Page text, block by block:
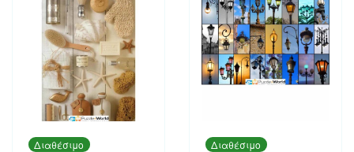
Διαθέσιμο Διαθέσιμο